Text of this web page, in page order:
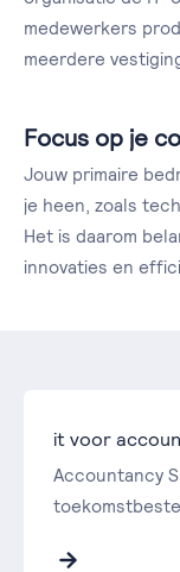
medewerkers
meerdere
Focus op je
Jouw primaire
je heen, zoals
Het is daarom
innovaties en
it voor
Accountancy